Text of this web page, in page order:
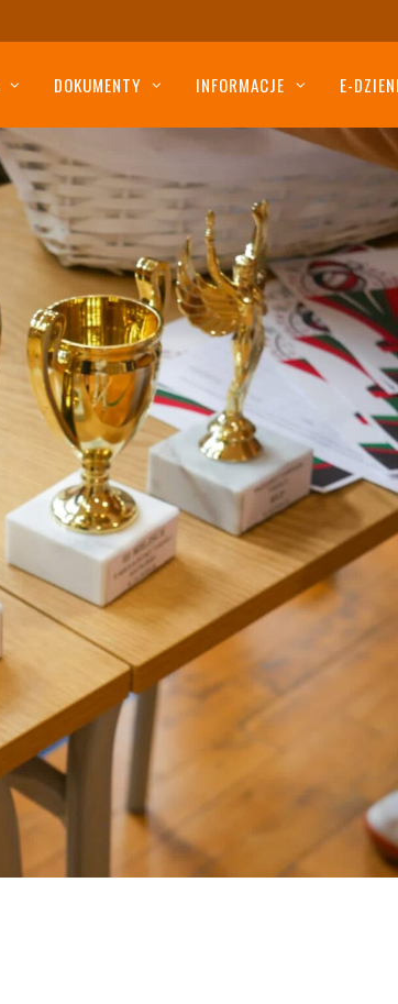
DOKUMENTY INFORMACJE E-